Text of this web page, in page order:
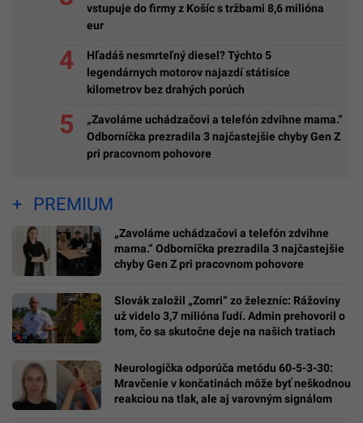
vstupuje do firmy z Košíc s tržbami 8,6 milióna
eur
Hľadáš nesmrteľný diesel? Týchto 5
legendárnych motorov najazdí státisíce
kilometrov bez drahých porúch
„Zavoláme uchádzačovi a telefón zdvihne mama.“
Odborníčka prezradila 3 najčastejšie chyby Gen Z
pri pracovnom pohovore
PREMIUM
„Zavoláme uchádzačovi a telefón zdvihne
mama.“ Odborníčka prezradila 3 najčastejšie
chyby Gen Z pri pracovnom pohovore
Slovák založil „Zomri“ zo železníc: Rážoviny
už videlo 3,7 milióna ľudí. Admin prehovoril o
tom, čo sa skutočne deje na našich tratiach
Neurologička odporúča metódu 60-5-3-30:
Mravčenie v končatinách môže byť neškodnou
reakciou na tlak, ale aj varovným signálom